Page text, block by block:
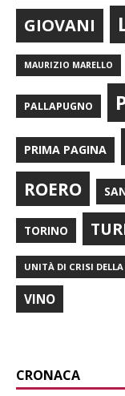
GIOVANI
MAURIZIO MARELLO
PALLAPUGNO
PRIMA PAGINA
ROERO
TORINO
UNITÀ DI CRISI
VINO
CRONACA